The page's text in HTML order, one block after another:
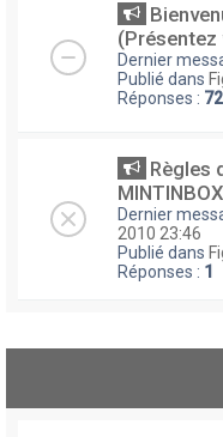
(Présentez
Dernier
Publié dans
Réponses :
Règles
MINTINBOX
Dernier
2010 23:46
Publié dans
Réponses : 1